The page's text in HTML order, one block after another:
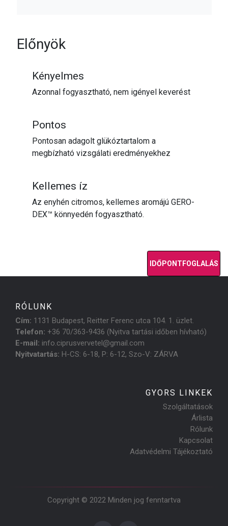
Előnyök
Kényelmes
Azonnal fogyasztható, nem igényel keverést
Pontos
Pontosan adagolt glükóztartalom a
megbízható vizsgálati eredményekhez
Kellemes íz
Az enyhén citromos, kellemes aromájú GERO-
DEX™ könnyedén fogyasztható.
IDŐPONTFOGLALÁS
RÓLUNK
Cím: 1131 Budapest, Reitter Ferenc utca 104. 1. üzlet.
Telefon: +36 70/363-9436 (Nyitva tartási időben hívható)
E-mail: info.ciprusvervetel@gmail.com
Nyitvatartás: H-CS: 6-18, P: 6-12, Szo-V: ZÁRVA
GYORS LINKEK
Szolgáltatások
Árlista
Rólunk
Kapcsolat
Adatvédelmi Tájékoztató
Copyright © 2022 Minden jog fenntartva